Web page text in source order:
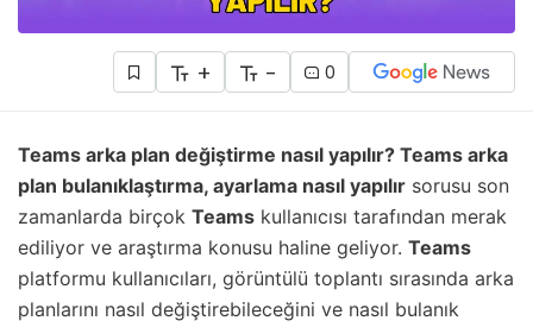
+ - 0
Teams arka plan değiştirme nasıl yapılır? Teams arka
plan bulanıklaştırma, ayarlama nasıl yapılır sorusu son
zamanlarda birçok Teams kullanıcısı tarafından merak
ediliyor ve araştırma konusu haline geliyor. Teams
platformu kullanıcıları, görüntülü toplantı sırasında arka
planlarını nasıl değiştirebileceğini ve nasıl bulanık